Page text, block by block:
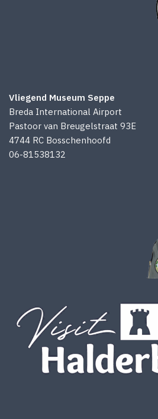
Vliegend Museum Seppe
Breda International Airport
Pastoor van Breugelstraat 93E
4744 RC Bosschenhoofd
06-81538132